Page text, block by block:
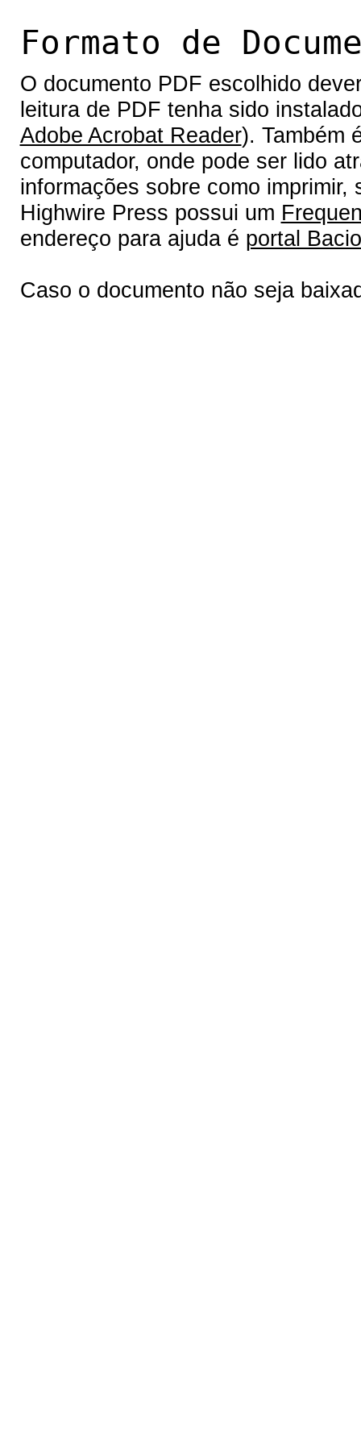
Formato de
O documento PDF escolhido
leitura de PDF tenha sido
Adobe Acrobat Reader). Também
computador, onde pode ser lido
informações sobre como
Highwire Press possui um
endereço para ajuda é portal
Caso o documento não seja